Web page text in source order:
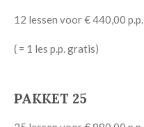
12 lessen voor € 440,00 p.p.
( = 1 les p.p. gratis)
PAKKET 25